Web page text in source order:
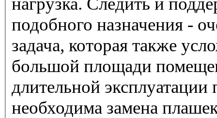
подобного назначения -
задача, которая также
большой площади
длительной
необходима замена